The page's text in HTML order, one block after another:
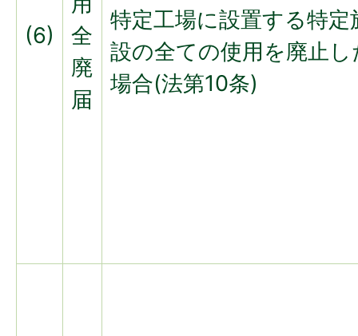
(6)
全
廃
届
特定工場に設置する特定
設の全ての使用を廃止し
場合(法第10条)